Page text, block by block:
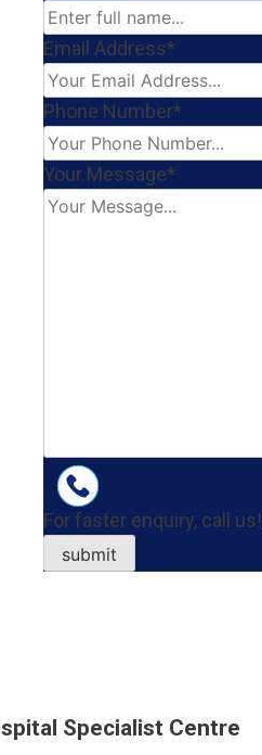
Email Address*
Phone Number*
Your Message*
For faster enquiry, call us!
Specialist Centre